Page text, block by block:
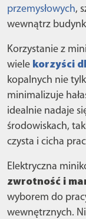
przemysłowych,
wewnątrz
Korzystanie z
wiele korzyści
kopalnych nie
minimalizuje
idealnie nadaje
środowiskach,
czysta i cicha
Elektryczna
zwrotność i
wyborem do
wewnętrznych.